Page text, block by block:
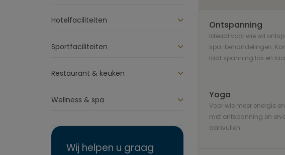
Hotelfaciliteiten
Sportfaciliteiten
Restaurant & keuken
Wellness & spa
Wij helpen u graag
Ontspanning
Ideaal voor wie wil
spa-behandelingen.
laat spanning los en
Yoga
Voor wie meer energie
met ontspanning en
aanvullen.